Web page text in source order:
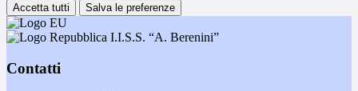
Accetta tutti Salva le preferenze
I.I.S.S. “A. Berenini”
Contatti